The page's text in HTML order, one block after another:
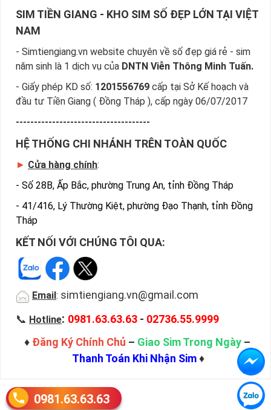
SIM TIỀN GIANG - KHO SIM SỐ ĐẸP LỚN TẠI VIỆT
NAM
- Simtiengiang.vn website chuyên về số đẹp giá rẻ - sim
năm sinh là 1 dịch vụ của DNTN Viễn Thông Minh Tuấn.
- Giấy phép KD số: 1201556769 cấp tại Sở Kế hoạch và
đầu tư Tiền Giang ( Đồng Tháp ), cấp ngày 06/07/2017
-------------------------------------
HỆ THỐNG CHI NHÁNH TRÊN TOÀN QUỐC
► Cửa hàng chính:
- Số 28B, Ấp Bắc, phường Trung An, tỉnh Đồng Tháp
- 41/416, Lý Thường Kiệt, phường Đạo Thạnh, tỉnh Đồng
Tháp
KẾT NỐI VỚI CHÚNG TÔI QUA:
Email : simtiengiang.vn@gmail.com
📞 Hotline: 0981.63.63.63 - 02736.55.9999
♦ Đăng Ký Chính Chủ – Giao Sim Trong Ngày –
Thanh Toán Khi Nhận Sim♦
0981.63.63.63